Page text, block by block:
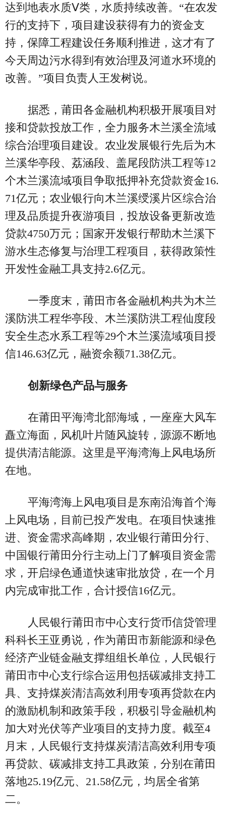
达到地表水质Ⅴ类，水质持续改善。“在农发
行的支持下，项目建设获得有力的资金支
持，保障工程建设任务顺利推进，这才有了
今天周边污水得到有效治理及河道水环境的
改善。”项目负责人王发树说。
据悉，莆田各金融机构积极开展项目对
接和贷款投放工作，全力服务木兰溪全流域
综合治理项目建设。农业发展银行先后为木
兰溪华亭段、荔涵段、盖尾段防洪工程等12
个木兰溪流域项目争取抵押补充贷款资金16.
71亿元；农业银行向木兰溪绶溪片区综合治
理及品质提升夜游项目，投放设备更新改造
贷款4750万元；国家开发银行帮助木兰溪下
游水生态修复与治理工程项目，获得政策性
开发性金融工具支持2.6亿元。
一季度末，莆田市各金融机构共为木兰
溪防洪工程华亭段、木兰溪防洪工程仙度段
安全生态水系工程等29个木兰溪流域项目授
信146.63亿元，融资余额71.38亿元。
创新绿色产品与服务
在莆田平海湾北部海域，一座座大风车
矗立海面，风机叶片随风旋转，源源不断地
提供清洁能源。这里是平海湾海上风电场所
在地。
平海湾海上风电项目是东南沿海首个海
上风电场，目前已投产发电。在项目快速推
进、资金需求高峰期，农业银行莆田分行、
中国银行莆田分行主动上门了解项目资金需
求，开启绿色通道快速审批放贷，在一个月
内完成审批工作，合计授信16亿元。
人民银行莆田市中心支行货币信贷管理
科科长王亚勇说，作为莆田市新能源和绿色
经济产业链金融支撑组组长单位，人民银行
莆田市中心支行综合运用包括碳减排支持工
具、支持煤炭清洁高效利用专项再贷款在内
的激励机制和政策手段，积极引导金融机构
加大对光伏等产业项目的支持力度。截至4
月末，人民银行支持煤炭清洁高效利用专项
再贷款、碳减排支持工具政策，分别在莆田
落地25.19亿元、21.58亿元，均居全省第
二。